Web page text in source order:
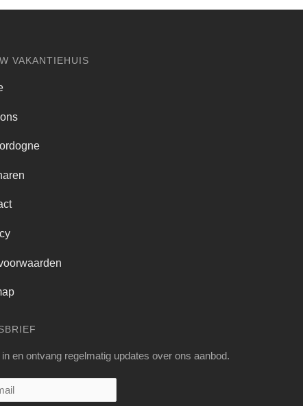
VAKANTIEHUIS
en ontvang regelmatig updates over ons aanbod.